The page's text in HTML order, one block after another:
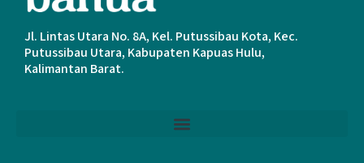
Jl. Lintas Utara No. 8A, Kel. Putussibau Kota, Kec.
Putussibau Utara, Kabupaten Kapuas Hulu,
Kalimantan Barat.